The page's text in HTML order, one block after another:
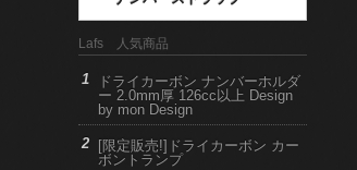
Lafs 人気商品
ドライカーボン ナンバーホルダ
ー 2.0mm厚 126cc以上 Design
by mon Design
[限定販売!]ドライカーボン カー
ボントランプ